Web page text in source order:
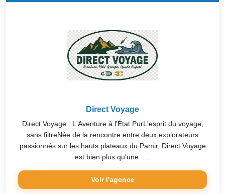
Direct Voyage
Direct Voyage : L'Aventure à l'État PurL'esprit du voyage,
sans filtreNée de la rencontre entre deux explorateurs
passionnés sur les hauts plateaux du Pamir, Direct Voyage
est bien plus qu’une......
Voir l'agence